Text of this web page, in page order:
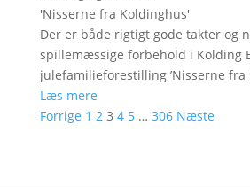
'Nisserne fra Koldinghus'
Der er både rigtigt gode takter og
spillemæssige forbehold i Kolding
julefamilieforestilling ’Nisserne fra
Læs mere
Forrige 1 2 3 4 5 … 306 Næste